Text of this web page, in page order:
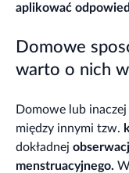
aplikować
Domowe
warto o nich
Domowe lub
między innymi tzw.
dokładnej
menstruacyjnego.